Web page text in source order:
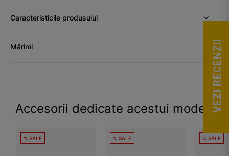
Caracteristicile produsului
Mărimi
Accesorii dedicate acestui model
% SALE % SALE % SALE
VEZI RECENZII